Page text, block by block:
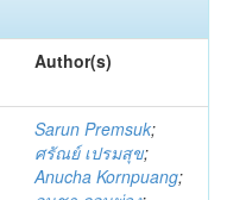
Author(s)
Sarun Premsuk;
ศรัณย์ เปรมสุข;
Anucha Kornpuang;